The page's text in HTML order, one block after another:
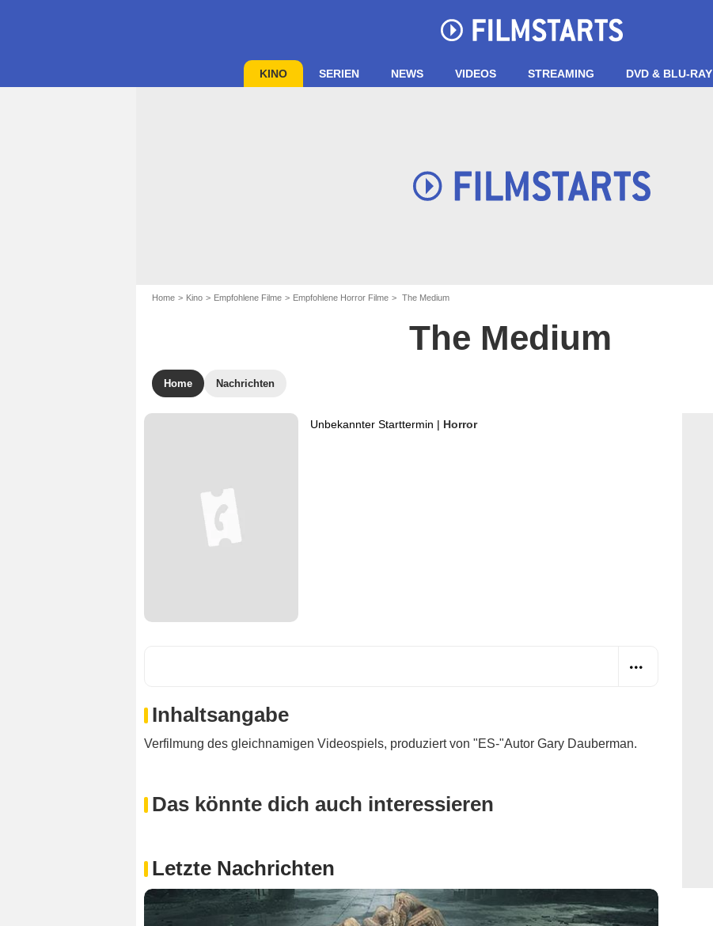
KINO SERIEN NEWS VIDEOS STREAMING DVD & BLU-RAY
Home Kino Empfohlene Filme Empfohlene Horror Filme The Medium
The Medium
Home Nachrichten
Unbekannter Starttermin | Horror
Inhaltsangabe
Verfilmung des gleichnamigen Videospiels, produziert von "ES-"Autor Gary Dauberman.
Das könnte dich auch interessieren
Letzte Nachrichten